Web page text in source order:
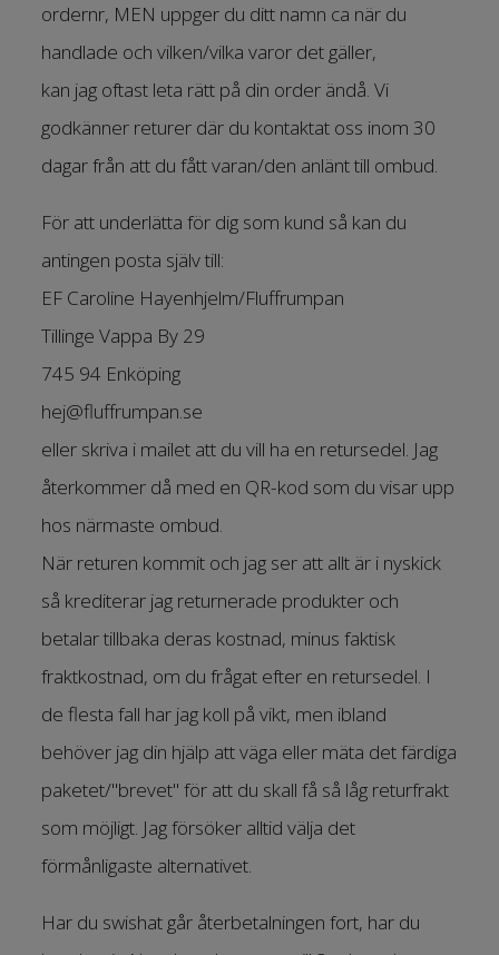
ordernr, MEN uppger du ditt namn ca när du
handlade och vilken/vilka varor det gäller,
kan jag oftast leta rätt på din order ändå. Vi
godkänner returer där du kontaktat oss inom 30
dagar från att du fått varan/den anlänt till ombud.
För att underlätta för dig som kund så kan du
antingen posta själv till:
EF Caroline Hayenhjelm/Fluffrumpan
Tillinge Vappa By 29
745 94 Enköping
hej@fluffrumpan.se
eller skriva i mailet att du vill ha en retursedel. Jag
återkommer då med en QR-kod som du visar upp
hos närmaste ombud.
När returen kommit och jag ser att allt är i nyskick
så krediterar jag returnerade produkter och
betalar tillbaka deras kostnad, minus faktisk
fraktkostnad, om du frågat efter en retursedel. I
de flesta fall har jag koll på vikt, men ibland
behöver jag din hjälp att väga eller mäta det färdiga
paketet/"brevet" för att du skall få så låg returfrakt
som möjligt. Jag försöker alltid välja det
förmånligaste alternativet.
Har du swishat går återbetalningen fort, har du